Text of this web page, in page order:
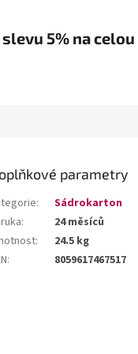
5% na celou
parametry
:
Sádrokarton
:
24 měsíců
:
24.5 kg
: 8059617467517